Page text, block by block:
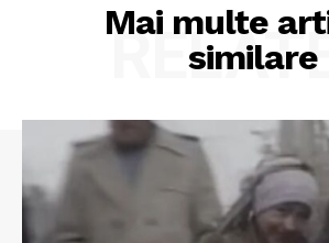
Mai multe
similare